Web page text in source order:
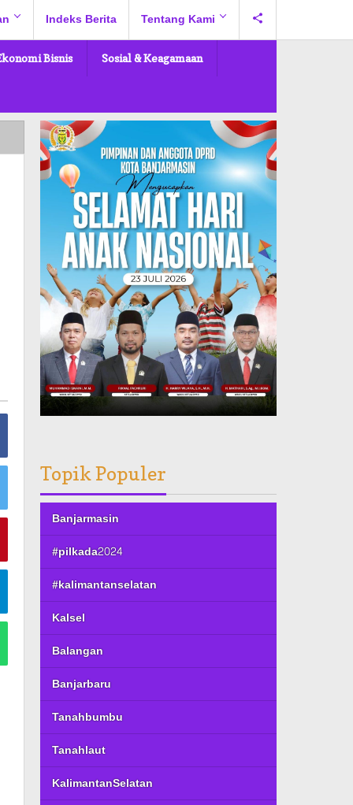
Indeks Berita Tentang Kami
Bisnis Sosial & Keagamaan
Topik Populer
Banjarmasin
#pilkada2024
#kalimantanselatan
Kalsel
Balangan
Banjarbaru
Tanahbumbu
Tanahlaut
KalimantanSelatan